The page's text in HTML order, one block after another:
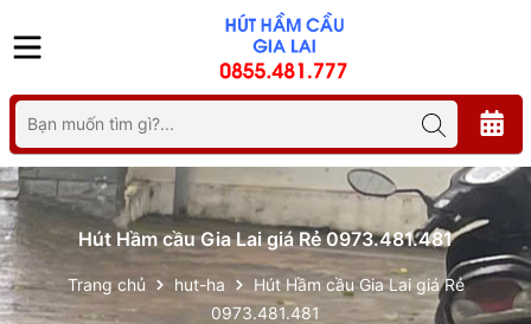
Hút Hầm cầu Gia Lai giá Rẻ 0973.481.481
Trang chủ hut-ha
Hút Hầm cầu Gia Lai giá Rẻ
0973.481.481